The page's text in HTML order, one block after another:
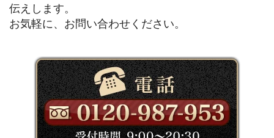
伝えします。
お気軽に、お問い合わせください。